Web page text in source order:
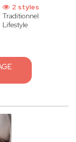
2 styles
Traditionnel
Lifestyle